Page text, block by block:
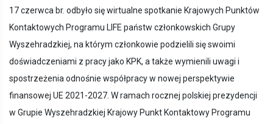
17 czerwca br. odbyło się wirtualne spotkanie Krajowych Punktów
Kontaktowych Programu LIFE państw członkowskich Grupy
Wyszehradzkiej, na którym członkowie podzielili się swoimi
doświadczeniami z pracy jako KPK, a także wymienili uwagi i
spostrzeżenia odnośnie współpracy w nowej perspektywie
finansowej UE 2021-2027. W ramach rocznej polskiej prezydencji
w Grupie Wyszehradzkiej Krajowy Punkt Kontaktowy Programu